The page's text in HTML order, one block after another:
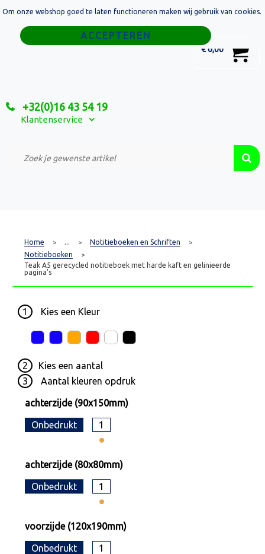
€ 0,00
+32(0)16 43 54 19
Klantenservice
Home
Relatiegeschenken
Custom Made Projecten
Home > ... > Notitieboeken en Schriften >
Notitieboeken >
Teak A5 gerecycled notitieboek met harde kaft en gelinieerde
pagina's
1 Kies een Kleur
2 Kies een aantal
3
Aantal kleuren opdruk
achterzijde (90x150mm)
Onbedrukt 1
achterzijde (80x80mm)
Onbedrukt 1
voorzijde (120x190mm)
Onbedrukt 1
Om onze webshop goed te laten functioneren maken wij gebruik van cookies.